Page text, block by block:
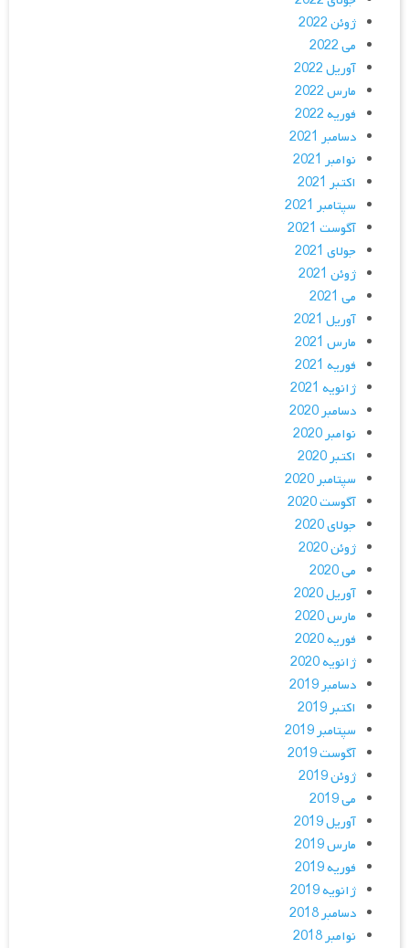
ژوئن 2022
می 2022
آوریل 2022
مارس 2022
فوریه 2022
دسامبر 2021
نوامبر 2021
اکتبر 2021
سپتامبر 2021
آگوست 2021
جولای 2021
ژوئن 2021
می 2021
آوریل 2021
مارس 2021
فوریه 2021
ژانویه 2021
دسامبر 2020
نوامبر 2020
اکتبر 2020
سپتامبر 2020
آگوست 2020
جولای 2020
ژوئن 2020
می 2020
آوریل 2020
مارس 2020
فوریه 2020
ژانویه 2020
دسامبر 2019
اکتبر 2019
سپتامبر 2019
آگوست 2019
ژوئن 2019
می 2019
آوریل 2019
مارس 2019
فوریه 2019
ژانویه 2019
دسامبر 2018
نوامبر 2018